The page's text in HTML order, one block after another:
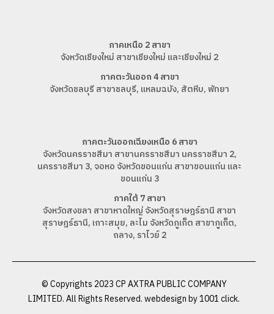
ภาคเหนือ 2 สาขา
จังหวัดเชียงใหม่ สาขาเชียงใหม่ และเชียงใหม่ 2
ภาคตะวันออก 4 สาขา
จังหวัดชลบุรี สาขาชลบุรี, แหลมฉบัง, สัตหีบ, พัทยา
ภาคตะวันออกเฉียงเหนือ 6 สาขา
จังหวัดนครราชสีมา สาขานครราชสีมา นครราชสีมา 2,
นครราชสีมา 3, จอหอ จังหวัดขอนแก่น สาขาขอนแก่น และ
ขอนแก่น 3
ภาคใต้ 7 สาขา
จังหวัดสงขลา สาขาหาดใหญ่ จังหวัดสุราษฎร์ธานี สาขา
สุราษฎร์ธานี, เกาะสมุย, ละไม จังหวัดภูเก็ต สาขาภูเก็ต,
ถลาง, ราไวย์ 2
© Copyrights 2023 CP AXTRA PUBLIC COMPANY
LIMITED. All Rights Reserved. webdesign by1001 click.